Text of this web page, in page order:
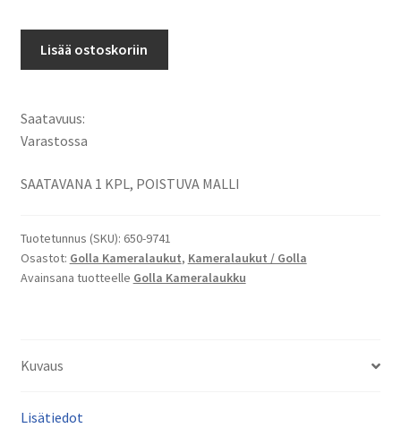
115
x
Lisää ostoskoriin
Saatavuus:
Varastossa
SAATAVANA 1 KPL, POISTUVA MALLI
Tuotetunnus (SKU): 650-9741
Osastot: Golla Kameralaukut, Kameralaukut / Golla
Avainsana tuotteelle Golla Kameralaukku
Kuvaus
Lisätiedot